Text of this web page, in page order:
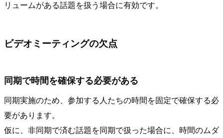
リュームがある話題を扱う場合に有効です。
ビデオミーティングの欠点
同期で時間を確保する必要がある
同期実施のため、参加する人たちの時間を固定で確保する必
要があります。
仮に、非同期で済む話題を同期で扱った場合に、時間のムダ